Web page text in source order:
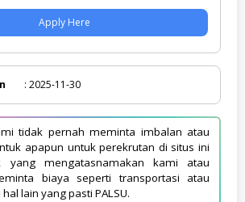
Apply Here
: 2025-11-30
tidak pernah meminta imbalan atau
apapun untuk perekrutan di situs ini
mengatasnamakan kami atau
biaya seperti transportasi atau
lain yang pasti PALSU.